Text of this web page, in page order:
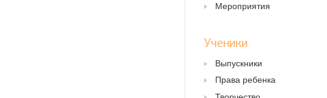
Мероприятия
Ученики
Выпускники
Права ребенка